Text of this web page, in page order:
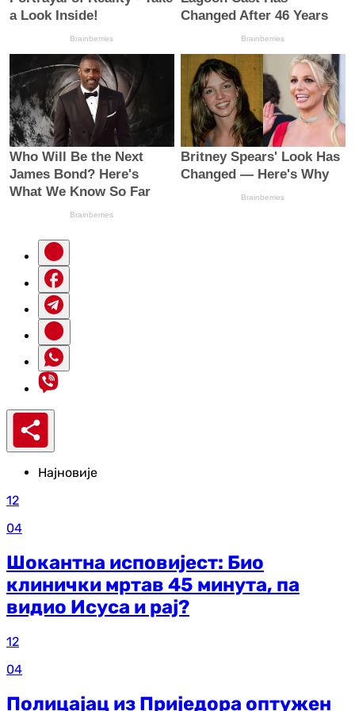
Најновије
12
04
Шокантна исповијест: Био
клинички мртав 45 минута, па
видио Исуса и рај?
12
04
Полицајац из Приједора оптужен